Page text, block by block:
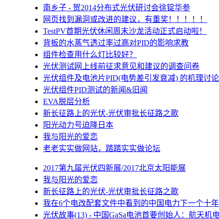
南乡子 - 贺2014分布式光伏研讨会徐锭华参
网页找到漏洞或改进的建议，有重奖！！！！！
TestPV首期光伏休闲周末沙龙活动正式启动啦！
背板的水蒸气透过率过高对PID的影响求教
组件检查用什么灯比较好？
光伏测试网上线前征求意见和建议的调查问卷
光伏组件及电池片PID(电势差引发衰减) 的机理讨论
光伏组件PID测试的新闻&旧闻
EVA脱层分析
新长征路上的光伏-光伏审批长征路之歌
阳光动力号迫降日本
我与阳光的爱恋
老老实实做网站，踏踏实实做论坛
2017第九届光伏四新展/2017北京太阳能展
我与阳光的爱恋
新长征路上的光伏-光伏审批长征路之歌
我在6个电改配套文件中看到的中国电力下一个十年
光伏故事(13) - 中国GaSa电池首要创始人：航天机